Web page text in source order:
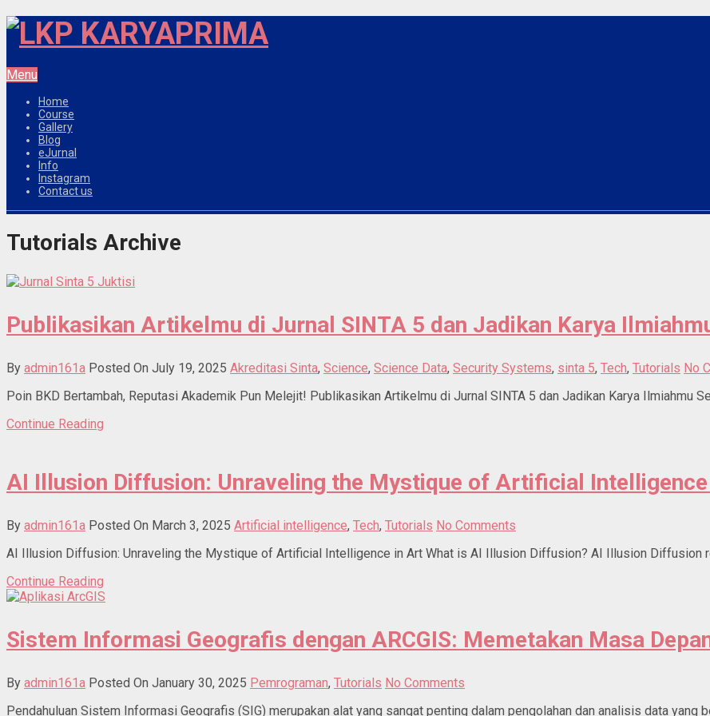
Menu
Home
Course
Gallery
Blog
eJurnal
Info
Instagram
Contact us
Tutorials Archive
Publikasikan Artikelmu di Jurnal SINTA 5 dan Jadikan Karya
By admin161a Posted On July 19, 2025 Akreditasi Sinta, Science, Science Data, Security Systems, sinta 5, Tech, Tutorials No
Poin BKD Bertambah, Reputasi Akademik Pun Melejit! Publikasikan Artikelmu di Jurnal SINTA 5 dan Jadikan Karya Ilmiahmu
Continue Reading
AI Illusion Diffusion: Unraveling the Mystique of Artificial
By admin161a Posted On March 3, 2025 Artificial intelligence, Tech, Tutorials No Comments
AI Illusion Diffusion: Unraveling the Mystique of Artificial Intelligence in Art What is AI Illusion Diffusion? AI Illusion Diffusion
Continue Reading
Sistem Informasi Geografis dengan ARCGIS: Memetakan Masa
By admin161a Posted On January 30, 2025 Pemrograman, Tutorials No Comments
Pendahuluan Sistem Informasi Geografis (SIG) merupakan alat yang sangat penting dalam pengolahan dan analisis data yang